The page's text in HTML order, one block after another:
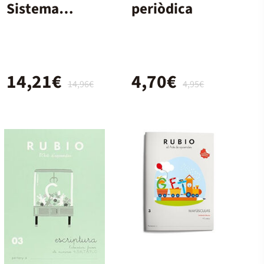
Sistema
14,96€
14,21€
periòdica
4,95€
4,70€